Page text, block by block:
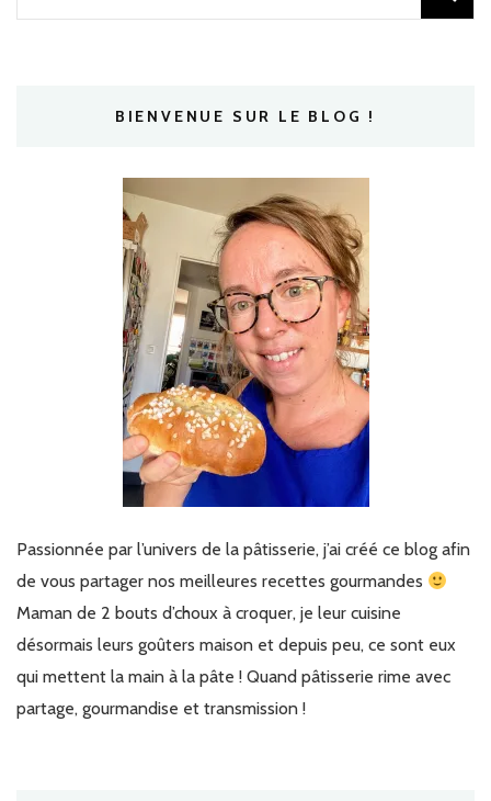
BIENVENUE SUR LE BLOG !
Passionnée par l’univers de la pâtisserie, j’ai créé ce blog afin
de vous partager nos meilleures recettes gourmandes
Maman de 2 bouts d’choux à croquer, je leur cuisine
désormais leurs goûters maison et depuis peu, ce sont eux
qui mettent la main à la pâte ! Quand pâtisserie rime avec
partage, gourmandise et transmission !